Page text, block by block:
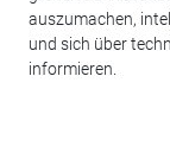
auszumachen,
und sich über
informieren.